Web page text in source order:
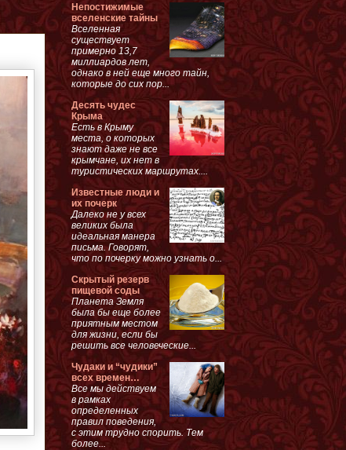
Непостижимые
вселенские тайны
Вселенная
существует
примерно 13,7
миллиардов лет,
однако в ней еще много тайн,
которые до сих пор...
Десять чудес
Крыма
Есть в Крыму
места, о которых
знают даже не все
крымчане, их нет в
туристических маршрутах....
Известные люди и
их почерк
Далеко не у всех
великих была
идеальная манера
письма. Говорят,
что по почерку можно узнать о...
Скрытый резерв
пищевой соды
Планета Земля
была бы еще более
приятным местом
для жизни, если бы
решить все человеческие...
Чудаки и “чудики”
всех времен…
Все мы действуем
в рамках
определенных
правил поведения,
с этим трудно спорить. Тем
более...